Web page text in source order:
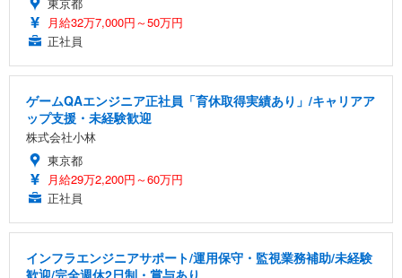
東京都
月給32万7,000円～50万円
正社員
ゲームQAエンジニア正社員「育休取得実績あり」/キャリアア
ップ支援・未経験歓迎
株式会社小林
東京都
月給29万2,200円～60万円
正社員
インフラエンジニアサポート/運用保守・監視業務補助/未経験